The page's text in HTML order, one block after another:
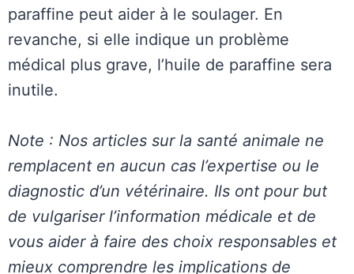
paraffine peut aider à le soulager. En
revanche, si elle indique un problème
médical plus grave, l’huile de paraffine sera
inutile.
Note : Nos articles sur la santé animale ne
remplacent en aucun cas l’expertise ou le
diagnostic d’un vétérinaire. Ils ont pour but
de vulgariser l’information médicale et de
vous aider à faire des choix responsables et
mieux comprendre les implications de